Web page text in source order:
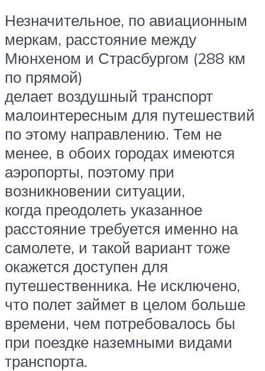
Незначительное, по авиационным
меркам, расстояние между
Мюнхеном и Страсбургом (288 км
по прямой)
делает воздушный транспорт
малоинтересным для путешествий
по этому направлению. Тем не
менее, в обоих городах имеются
аэропорты, поэтому при
возникновении ситуации,
когда преодолеть указанное
расстояние требуется именно на
самолете, и такой вариант тоже
окажется доступен для
путешественника. Не исключено,
что полет займет в целом больше
времени, чем потребовалось бы
при поездке наземными видами
транспорта.